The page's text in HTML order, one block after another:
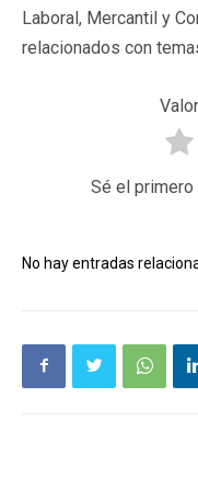
Laboral, Mercantil y
relacionados con
Sé el primero
No hay entradas